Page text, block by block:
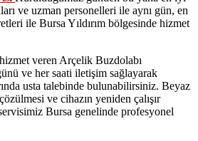
ve uzman personelleri ile aynı gün, en
ile Bursa Yıldırım bölgesinde hizmet
veren Arçelik Buzdolabı
ve her saati iletişim sağlayarak
usta talebinde bulunabilirsiniz. Beyaz
ve cihazın yeniden çalışır
Bursa genelinde profesyonel